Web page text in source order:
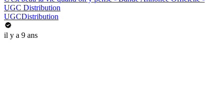
UGC Distribution
UGCDistribution
il y a 9 ans